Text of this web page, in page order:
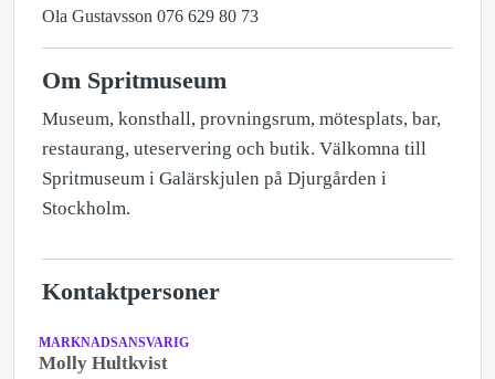
Ola Gustavsson 076 629 80 73
Om Spritmuseum
Museum, konsthall, provningsrum, mötesplats, bar,
restaurang, uteservering och butik. Välkomna till
Spritmuseum i Galärskjulen på Djurgården i
Stockholm.
Kontaktpersoner
MARKNADSANSVARIG
Molly Hultkvist